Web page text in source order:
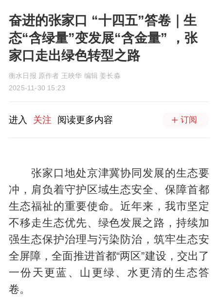
奋进的张家口 “十四五”答卷｜生
态“含绿量”变发展“含金量” ，张
家口走出绿色转型之路
衡水日报 原作者 王映华 编辑 姜长淼
2025-11-30 15:23
进入 关注 阅读更多内容 订阅
张家口地处京津冀协同发展的生态要
冲，肩负着守护区域生态安全、保障首都
生态福祉的重要使命。近年来，我市坚定
不移走生态优先、绿色发展之路，持续加
强生态保护治理与污染防治，筑牢生态安
全屏障，全面推进首都“两区”建设，交出了
一份天更蓝、山更绿、水更清的生态答
卷。